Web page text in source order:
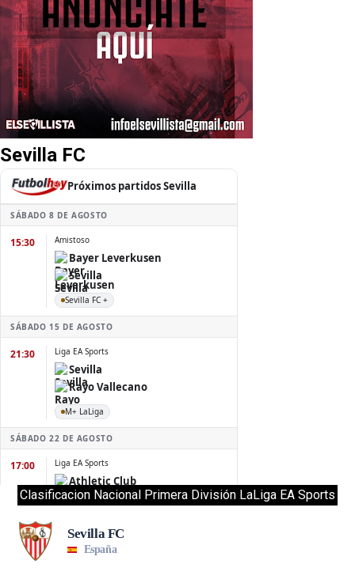
Sevilla FC
Clasificacion Nacional Primera División LaLiga EA Sports